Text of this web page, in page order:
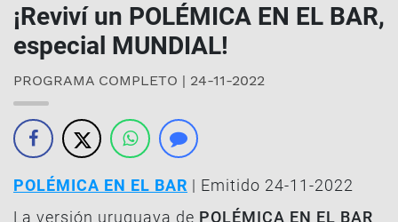
¡Reviví un POLÉMICA EN EL BAR,
especial MUNDIAL!
PROGRAMA COMPLETO | 24-11-2022
POLÉMICA EN EL BAR | Emitido 24-11-2022
La versión uruguaya de POLÉMICA EN EL BAR